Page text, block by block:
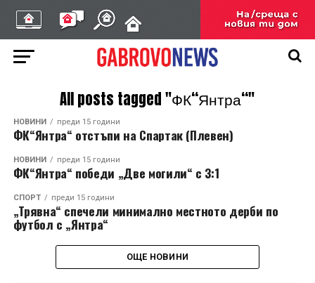
All posts tagged "ФК“Янтра“"
НОВИНИ преди 15 години
ФК“Янтра“ отстъпи на Спартак (Плевен)
НОВИНИ преди 15 години
ФК“Янтра“ победи „Две могили“ с 3:1
СПОРТ преди 15 години
„Трявна“ спечели минимално местното дерби по
футбол с „Янтра“
ОЩЕ НОВИНИ